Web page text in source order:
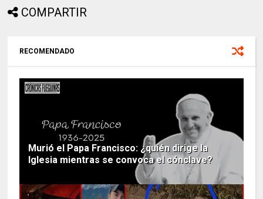
COMPARTIR
RECOMENDADO
Murió el Papa Francisco: ¿quién dirige la
Iglesia mientras se convoca el cónclave?